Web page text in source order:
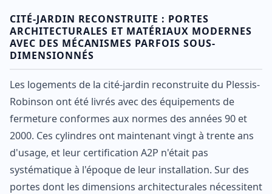
CITÉ-JARDIN RECONSTRUITE : PORTES
ARCHITECTURALES ET MATÉRIAUX MODERNES
AVEC DES MÉCANISMES PARFOIS SOUS-
DIMENSIONNÉS
Les logements de la cité-jardin reconstruite du Plessis-
Robinson ont été livrés avec des équipements de
fermeture conformes aux normes des années 90 et
2000. Ces cylindres ont maintenant vingt à trente ans
d'usage, et leur certification A2P n'était pas
systématique à l'époque de leur installation. Sur des
portes dont les dimensions architecturales nécessitent